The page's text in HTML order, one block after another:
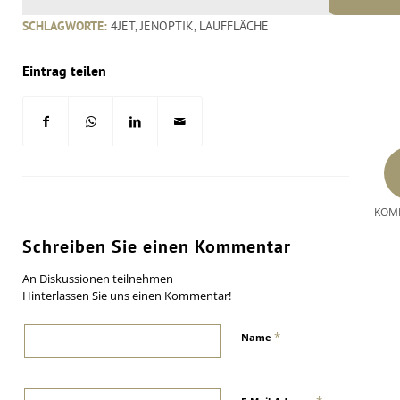
SCHLAGWORTE: 4JET,JENOPTIK, LAUFFLÄCHE
Eintrag teilen
Schreiben Sie einen Kommentar
An Diskussionen teilnehmen
Hinterlassen Sie uns einen Kommentar!
Name *